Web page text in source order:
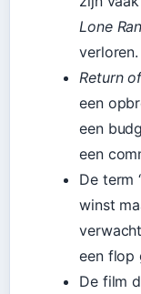
Lone
verloren.
Return
een
een
een
De term
winst
een flop
De film